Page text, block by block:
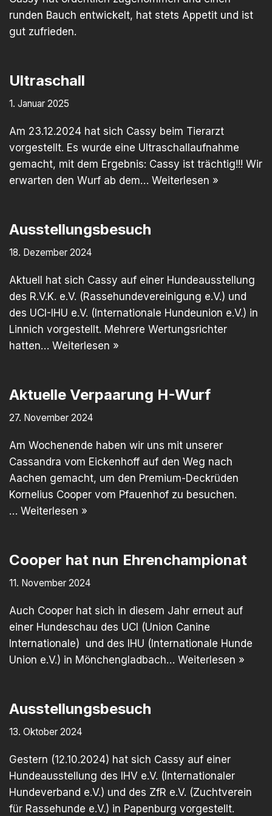
runden Bauch entwickelt, hat stets Appetit und ist
gut zufrieden.
Ultraschall
1. Januar 2025
Am 23.12.2024 hat sich Cassy beim Tierarzt
vorgestellt. Es wurde eine Ultraschallaufnahme
gemacht, mit dem Ergebnis: Cassy ist trächtig!!! Wir
erwarten den Wurf ab dem… Weiterlesen »
Ausstellungsbesuch
18. Dezember 2024
Aktuell hat sich Cassy auf einer Hundeausstellung
des R.V.K. e.V. (Rassehundevereinigung e.V.) und
des UCI-IHU e.V. (Internationale Hundeunion e.V.) in
Linnich vorgestellt. Mehrere Wertungsrichter
hatten… Weiterlesen »
Aktuelle Verpaarung H-Wurf
27. November 2024
Am Wochenende haben wir uns mit unserer
Cassandra vom Eickenhoff auf den Weg nach
Aachen gemacht, um den Premium-Deckrüden
Kornelius Cooper vom Pfauenhof zu besuchen.
… Weiterlesen »
Cooper hat nun Ehrenchampionat
11. November 2024
Auch Cooper hat sich in diesem Jahr erneut auf
einer Hundeschau des UCI (Union Canine
Internationale) und des IHU (Internationale Hunde
Union e.V.) in Mönchengladbach… Weiterlesen »
Ausstellungsbesuch
13. Oktober 2024
Gestern (12.10.2024) hat sich Cassy auf einer
Hundeausstellung des IHV e.V. (Internationaler
Hundeverband e.V.) und des ZfR e.V. (Zuchtverein
für Rassehunde e.V.) in Papenburg vorgestellt.